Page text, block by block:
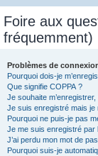
Foire aux
fréquemment)
Problèmes de
Pourquoi dois-je
Que signifie COPPA ?
Je souhaite
Je suis enregistré mais
Pourquoi ne puis-je pas
Je me suis enregistré par
J’ai perdu mon mot de
Pourquoi suis-je